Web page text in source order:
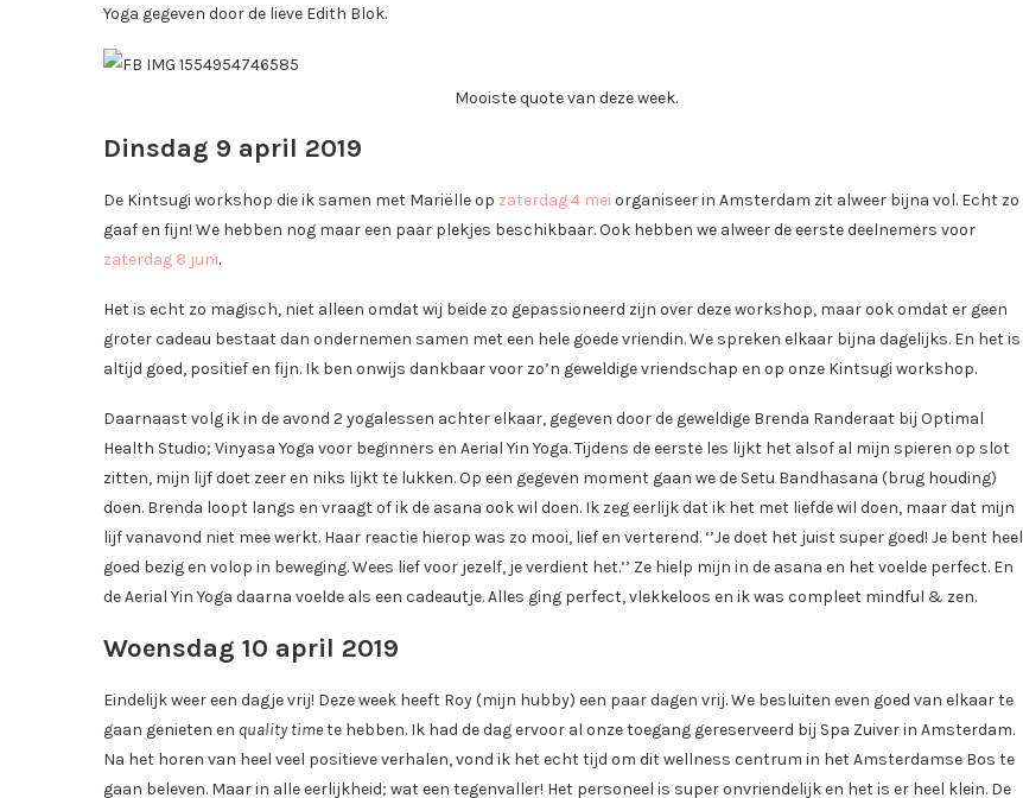
Yoga gegeven door de lieve Edith Blok.
Mooiste quote van deze week.
Dinsdag 9 april 2019
De Kintsugi workshop die ik samen met Mariëlle op zaterdag 4 mei organiseer in Amsterdam zit alweer bijna vol. Echt zo
gaaf en fijn! We hebben nog maar een paar plekjes beschikbaar. Ook hebben we alweer de eerste deelnemers voor
zaterdag 8 juni.
Het is echt zo magisch, niet alleen omdat wij beide zo gepassioneerd zijn over deze workshop, maar ook omdat er geen
groter cadeau bestaat dan ondernemen samen met een hele goede vriendin. We spreken elkaar bijna dagelijks. En het is
altijd goed, positief en fijn. Ik ben onwijs dankbaar voor zo’n geweldige vriendschap en op onze Kintsugi workshop.
Daarnaast volg ik in de avond 2 yogalessen achter elkaar, gegeven door de geweldige Brenda Randeraat bij Optimal
Health Studio; Vinyasa Yoga voor beginners en Aerial Yin Yoga. Tijdens de eerste les lijkt het alsof al mijn spieren op slot
zitten, mijn lijf doet zeer en niks lijkt te lukken. Op een gegeven moment gaan we de Setu Bandhasana (brug houding)
doen. Brenda loopt langs en vraagt of ik de asana ook wil doen. Ik zeg eerlijk dat ik het met liefde wil doen, maar dat mijn
lijf vanavond niet mee werkt. Haar reactie hierop was zo mooi, lief en verterend. ‘’Je doet het juist super goed! Je bent heel
goed bezig en volop in beweging. Wees lief voor jezelf, je verdient het.’’ Ze hielp mijn in de asana en het voelde perfect. En
de Aerial Yin Yoga daarna voelde als een cadeautje. Alles ging perfect, vlekkeloos en ik was compleet mindful & zen.
Woensdag 10 april 2019
Eindelijk weer een dagje vrij! Deze week heeft Roy (mijn hubby) een paar dagen vrij. We besluiten even goed van elkaar te
gaan genieten en quality timete hebben. Ik had de dag ervoor al onze toegang gereserveerd bij Spa Zuiver in Amsterdam.
Na het horen van heel veel positieve verhalen, vond ik het echt tijd om dit wellness centrum in het Amsterdamse Bos te
gaan beleven. Maar in alle eerlijkheid; wat een tegenvaller! Het personeel is super onvriendelijk en het is er heel klein. De